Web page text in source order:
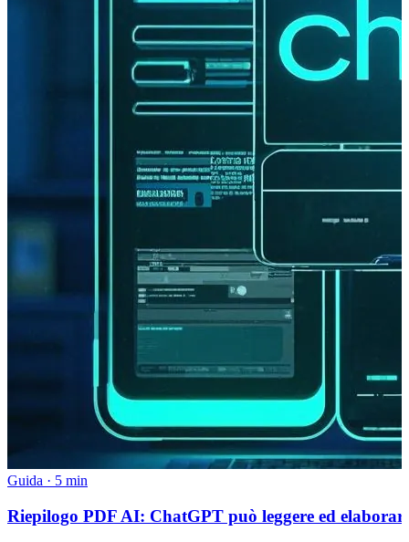
Guida · 5 min
Riepilogo PDF AI: ChatGPT può leggere ed